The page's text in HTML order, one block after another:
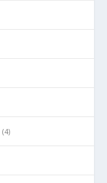
(4)